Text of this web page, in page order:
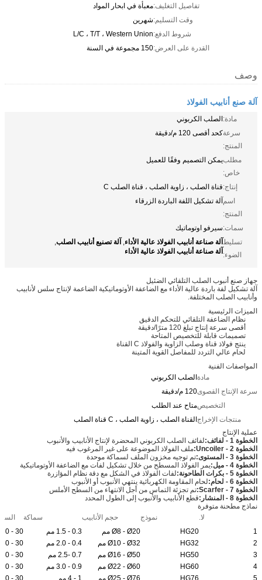
تفاصيل التغليف:معبأة في ابحار المواد
وقت التسليم:شهرين
شروط الدفع:L/C ، T/T ، Western Union
القدرة على العرض:150 مجموعة في السنة
وصف
آلة صنع أنابيب الفولاذ
مادة:الصلب الكربوني
سرعة
المنتج:
كحد أقصى 120 م/دقيقة
مطلب
خاص:
يمكن التصميم وفقًا للعميل
إنتاج:قناة الصلب ، زاوية الصلب ، قناة الصلب C
اسم
المنتج:
آلة تشكيل اللفة الباردة الزرقاء
سمات:سيرفو اوتوماتيك
تسليط
الضوء:
آلة صناعة أنابيب الفولاذ عالية الأداء, آلة تصنيع أنابيب الصلب,
آلة صناعة أنابيب الفولاذ عالية الأداء
جهاز صنع أنبوب الصلب التلقائي الضئيل
آلة تشكيل لفة باردة عالية الأداء مع الضاعفة الأوتوماتيكية الضاعمة لإنتاج سلس لأنابيب
وأنابيب الصلب المختلفة.
الميزات الرئيسية
نظام الضاعفة التلقائي للتحكم الدقيق
أقصى سرعة إنتاج تبلغ 120 مترًا/دقيقة
تصميمات قابلة للتخصيص المتاحة
ينتج فولاذ قناة وصلب الزاوية والفولاذ C القناة
لحام عالي التردد للمفاصل القوية المتينة
المواصفات الفنية
مادةالصلب الكربوني
سرعة الإنتاج القصوى120 م/دقيقة
التخصيصمتاح عند الطلب
منتجات الإخراجالقناة الصلب ، زاوية الصلب ، C قناة الصلب
عملية الإنتاج
الخطوة 1 - لفائف:
لفائف الصلب الكربوني المحضرة لإنتاج الأنابيب والأنبوب
الخطوة 2 - Uncoiler:
ملف الفولاذ الموضوعة على غير المرغوب فيه
الخطوة 3 - المستوى:
تم توجيه مخزون الملف لسماكة موحدة
الخطوة 4 - ميل:
يمر الفولاذ المسطح من خلال تشكيل لفات مع الضاعفة الأوتوماتيكية
الخطوة 5 - بكرات الطاحونة:
لفات الفولاذ في الشكل مع دقة نظام المؤازرة
الخطوة 6 - لحام:
لحام المقاومة الكهربائية ينتهي الأنبوب أو الأنبوب
الخطوة 7 - Scarfer:
تم تجزئة التماس من أجل الانتهاء من السطح الأملس
الخطوة 8 - المنشار:
قطع الأنابيب والأنبوب إلى الطول المحدد
نماذج مطحنة متوفرة
لا.
نموذج حجم الأنابيب سماكة
1
HG20 Ø8 - Ø20 مم 0.3 - 1.5 مم
30 - 150
2
HG32 Ø10 - Ø32 مم 0.4 - 2.0 مم
30 - 150
3
HG50 Ø16 - Ø50 مم 0.7 -2.5 مم
30 - 150
4
HG60 Ø22 - Ø60 مم 0.9 - 3.0 مم
30 - 150
5
HG76 Ø25 - Ø76 مم 1 - 4 مم
30 - 120